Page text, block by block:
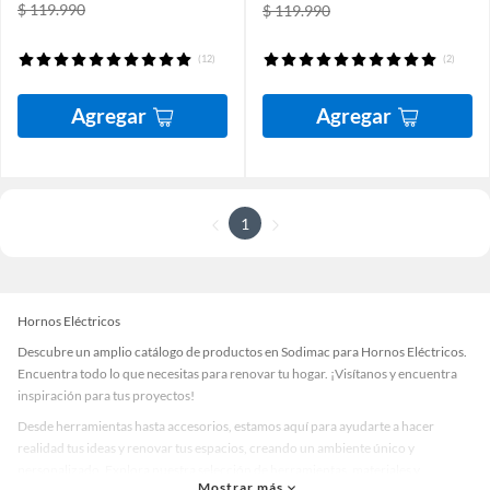
$ 119.990
(12)
Agregar
$ 119.990
(2)
Agregar
1
Hornos Eléctricos
Descubre un amplio catálogo de productos en Sodimac para Hornos Eléctricos.
Encuentra todo lo que necesitas para renovar tu hogar. ¡Visítanos y encuentra
inspiración para tus proyectos!
Desde herramientas hasta accesorios, estamos aquí para ayudarte a hacer
realidad tus ideas y renovar tus espacios, creando un ambiente único y